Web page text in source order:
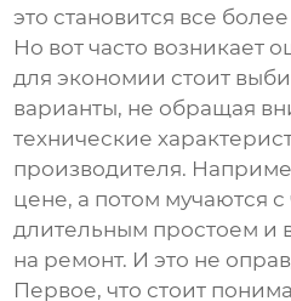
это становится все
Но вот часто возникает
для экономии стоит
варианты, не обращая
технические
производителя.
цене, а потом мучаются
длительным простоем и
на ремонт. И это не
Первое, что стоит